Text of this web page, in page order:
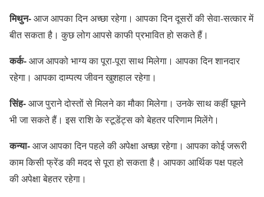
मिथुन-आज आपका दिन अच्छा रहेगा। आपका दिन दूसरों की सेवा-सत्कार में
बीत सकता है। कुछ लोग आपसे काफी प्रभावित हो सकते हैं।
कर्क-आज आपको भाग्य का पूरा-पूरा साथ मिलेगा। आपका दिन शानदार
रहेगा। आपका दाम्पत्य जीवन खुशहाल रहेगा।
सिंह-आज पुराने दोस्तों से मिलने का मौका मिलेगा। उनके साथ कहीं घूमने
भी जा सकते हैं। इस राशि के स्टूडेंट्स को बेहतर परिणाम मिलेंगे।
कन्या-आज आपका दिन पहले की अपेक्षा अच्छा रहेगा। आपका कोई जरूरी
काम किसी फ्रेंड की मदद से पूरा हो सकता है। आपका आर्थिक पक्ष पहले
की अपेक्षा बेहतर रहेगा।